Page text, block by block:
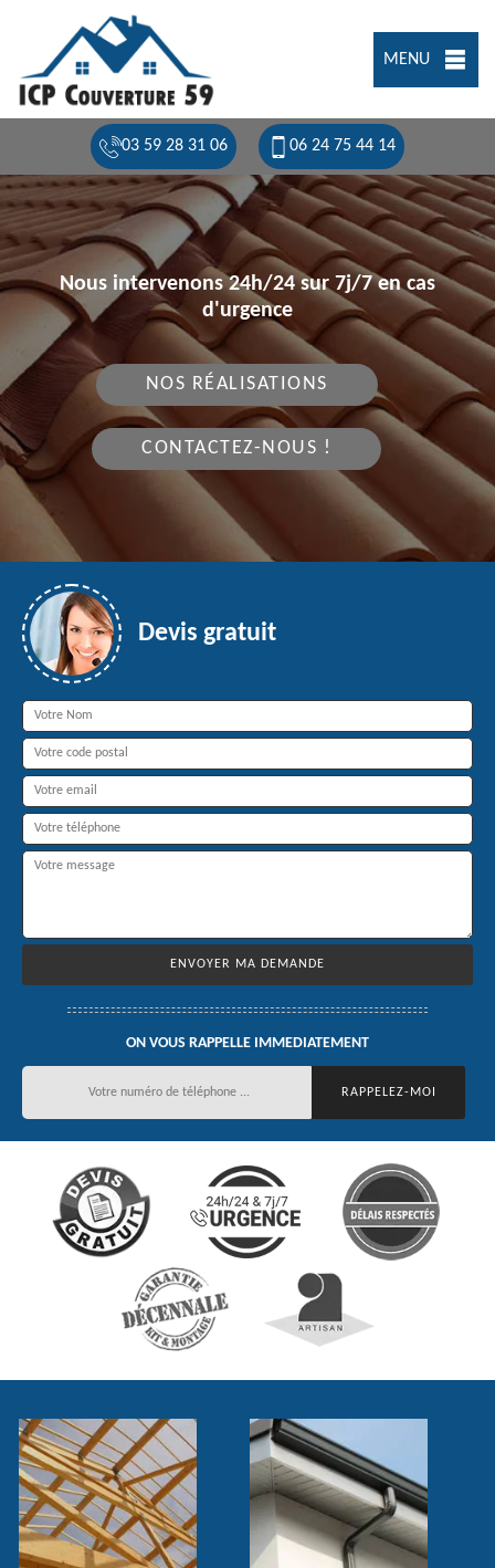
MENU
03 59 28 31 06 06 24 75 44 14
Nous intervenons 24h/24 sur 7j/7 en cas
d'urgence
NOS RÉALISATIONS
CONTACTEZ-NOUS !
Devis gratuit
ON VOUS RAPPELLE IMMEDIATEMENT